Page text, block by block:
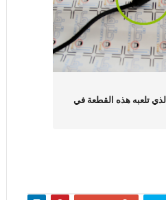
تلعبه هذه القطعة في